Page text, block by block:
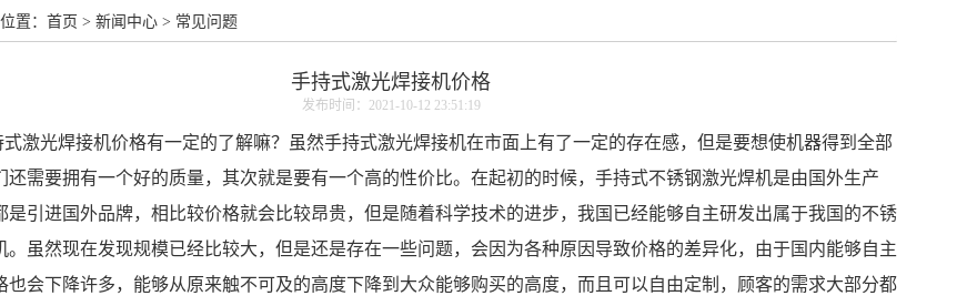
置： 首页 > 新闻中心 > 常见问题
手持式激光焊接机价格
发布时间：2021-10-12 23:51:19
式激光焊接机价格有一定的了解嘛？虽然手持式激光焊接机在市面上有了一定的存在感，但是要想使机器得到全部
还需要拥有一个好的质量，其次就是要有一个高的性价比。在起初的时候，手持式不锈钢激光焊机是由国外生产
是引进国外品牌，相比较价格就会比较昂贵，但是随着科学技术的进步，我国已经能够自主研发出属于我国的不锈
。虽然现在发现规模已经比较大，但是还是存在一些问题，会因为各种原因导致价格的差异化，由于国内能够自主
也会下降许多，能够从原来触不可及的高度下降到大众能够购买的高度，而且可以自由定制，顾客的需求大部分都